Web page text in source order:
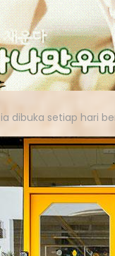
dibuka setiap hari